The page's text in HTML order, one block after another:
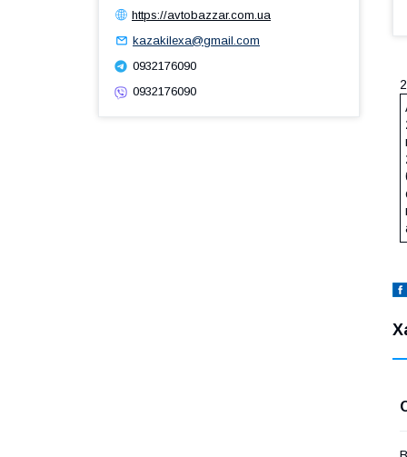
https://avtobazzar.com.ua
kazakilexa@gmail.com
0932176090
0932176090